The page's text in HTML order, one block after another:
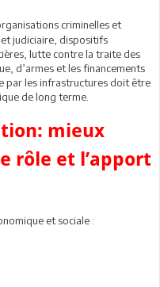
criminelles et
judiciaire, dispositifs
lutte contre la traite des
d’armes et les financements
par les infrastructures doit être
de long terme.
mieux
rôle et l’apport
et sociale :